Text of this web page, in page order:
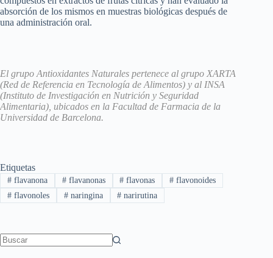
absorción de los mismos en muestras biológicas después de
una administración oral.
El grupo Antioxidantes Naturales pertenece al grupo XARTA
(Red de Referencia en Tecnología de Alimentos) y al INSA
(Instituto de Investigación en Nutrición y Seguridad
Alimentaria), ubicados en la Facultad de Farmacia de la
Universidad de Barcelona.
Etiquetas
#flavanona #flavanonas # flavonas # flavonoides
#flavonoles #naringina # narirutina